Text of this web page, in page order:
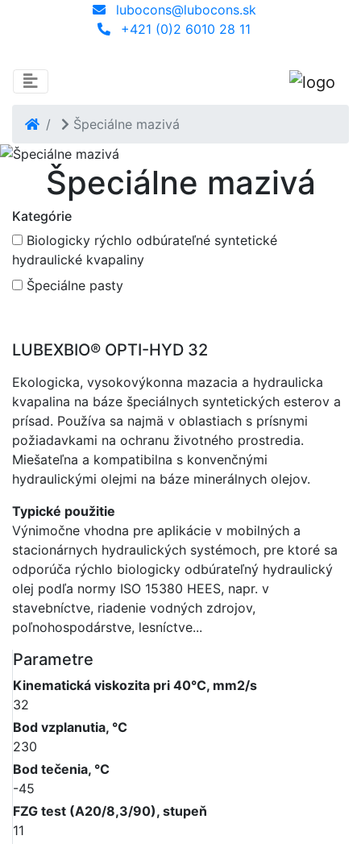
lubocons@lubocons.sk
+421 (0)2 6010 28 11
Špeciálne mazivá
Špeciálne mazivá
Kategórie
Biologicky rýchlo odbúrateľné syntetické
hydraulické kvapaliny
Špeciálne pasty
LUBEXBIO® OPTI-HYD 32
Ekologicka, vysokovýkonna mazacia a hydraulicka
kvapalina na báze špeciálnych syntetických esterov a
prísad. Používa sa najmä v oblastiach s prísnymi
požiadavkami na ochranu životného prostredia.
Miešateľna a kompatibilna s konvenčnými
hydraulickými olejmi na báze minerálnych olejov.
Typické použitie
Výnimočne vhodna pre aplikácie v mobilných a
stacionárnych hydraulických systémoch, pre ktoré sa
odporúča rýchlo biologicky odbúrateľný hydraulický
olej podľa normy ISO 15380 HEES, napr. v
stavebníctve, riadenie vodných zdrojov,
poľnohospodárstve, lesníctve...
Parametre
Kinematická viskozita pri 40°C, mm2/s
32
Bod vzplanutia, °C
230
Bod tečenia, °C
-45
FZG test (A20/8,3/90), stupeň
11